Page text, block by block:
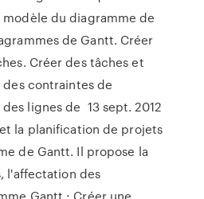
du diagramme de
de Gantt. Créer
Créer des tâches et
des contraintes de
lignes de 13 sept. 2012
la planification de projets
de Gantt. Il propose la
l'affectation des
Gantt : Créer une